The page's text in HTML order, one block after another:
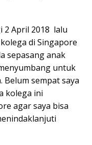
2 April 2018 lalu
di Singapore
sepasang anak
untuk
Belum sempat saya
kolega ini
agar saya bisa